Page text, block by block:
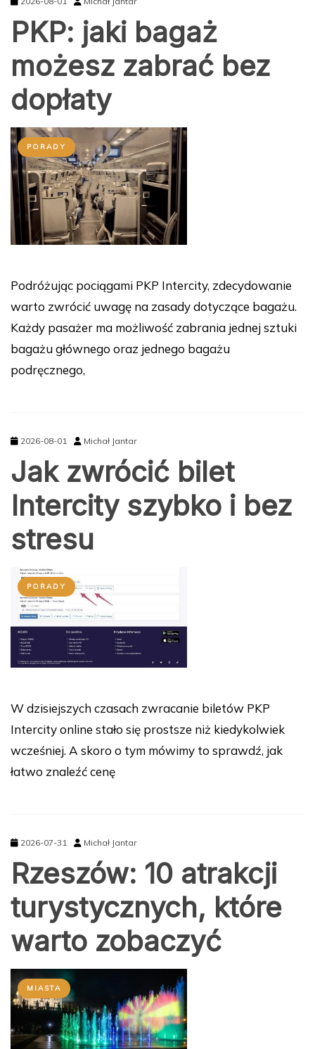
PKP: jaki bagaż
możesz zabrać bez
dopłaty
PORADY
warto zwrócić uwagę na zasady dotyczące bagażu.
Każdy pasażer ma możliwość zabrania jednej sztuki
bagażu głównego oraz jednego bagażu
podręcznego,
Jak zwrócić bilet
Intercity szybko i bez
stresu
PORADY
Intercity online stało się prostsze niż kiedykolwiek
wcześniej. A skoro o tym mówimy to sprawdź, jak
łatwo znaleźć cenę
Rzeszów: 10 atrakcji
turystycznych, które
warto zobaczyć
MIASTA